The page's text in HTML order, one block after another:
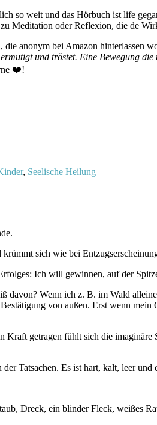
so weit und das Hörbuch ist life
Meditation oder Reflexion, die de
anonym bei Amazon hinterlassen
und tröstet. Eine Bewegung
❤️!
, Seelische Heilung
sich wie bei
Ich will gewinnen, auf der
davon? Wenn ich z. B. im Wald
von außen. Erst wenn
Kraft getragen fühlt sich die
Tatsachen. Es ist hart, kalt, leer und
Dreck, ein blinder Fleck, weißes